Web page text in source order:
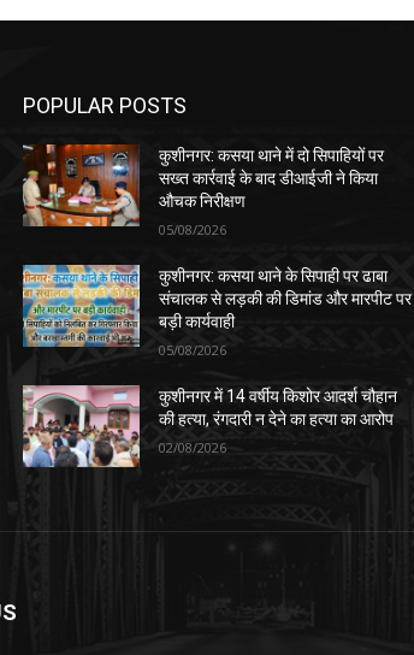
POPULAR POSTS
कुशीनगर: कसया थाने में दो सिपाहियों पर
सख्त कार्रवाई के बाद डीआईजी ने किया
औचक निरीक्षण
05/08/2026
कुशीनगर: कसया थाने के सिपाही पर ढाबा
संचालक से लड़की की डिमांड और मारपीट पर
बड़ी कार्यवाही
05/08/2026
कुशीनगर में 14 वर्षीय किशोर आदर्श चौहान
की हत्या, रंगदारी न देने का हत्या का आरोप
02/08/2026